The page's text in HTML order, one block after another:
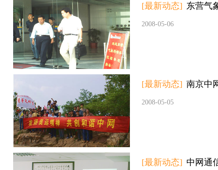
[最新动态] 东营气
2008-05-06
[最新动态] 南京中
2008-05-05
[最新动态] 中网通